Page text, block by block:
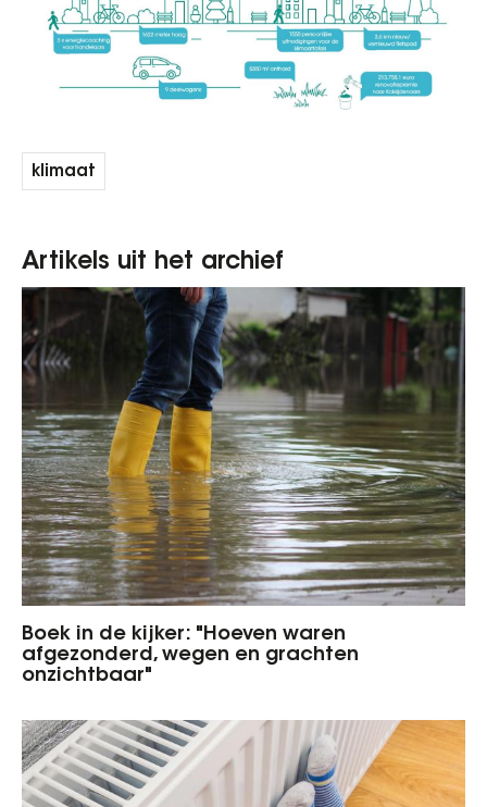
klimaat
Artikels uit het archief
Boek in de kijker: "Hoeven waren
afgezonderd, wegen en grachten
onzichtbaar"